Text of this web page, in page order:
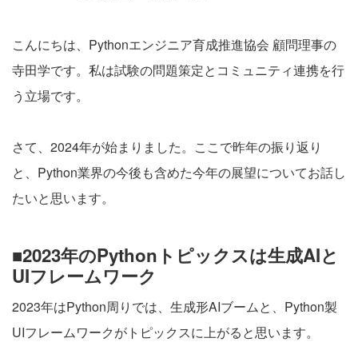
こんにちは、Pythonエンジニア育成推進協会 顧問理事の
寺田学です。私は試験の問題策定とコミュニティ連携を行
う立場です。
さて、2024年が始まりました。ここで昨年の振り返り
と、Python業界の今後も含めた今年の展望についてお話し
たいと思います。
■2023年のPythonトピックスは生成AIと
UIフレームワーク
2023年はPython周りでは、生成形AIブームと、Python製
UIフレームワークがトピックスに上がると思います。